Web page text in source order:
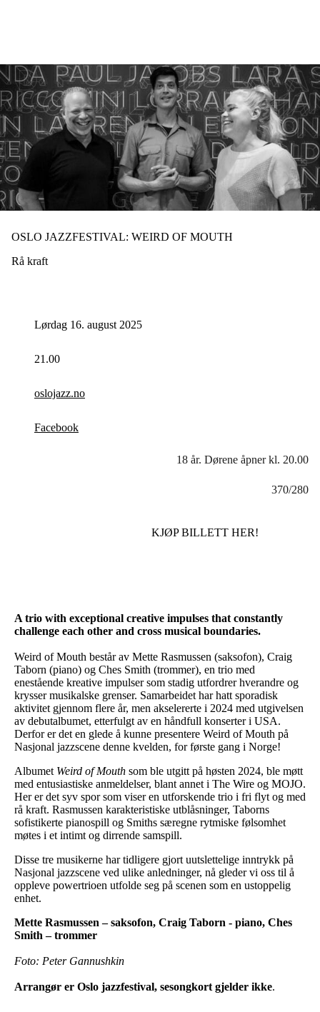
OSLO JAZZFESTIVAL: WEIRD OF MOUTH
Rå kraft
Lørdag 16. august 2025
21.00
oslojazz.no
Facebook
18 år. Dørene åpner kl. 20.00
370/280
KJØP BILLETT HER!
A trio with exceptional creative impulses that constantly
challenge each other and cross musical boundaries.
Weird of Mouth består av Mette Rasmussen (saksofon), Craig
Taborn (piano) og Ches Smith (trommer), en trio med
enestående kreative impulser som stadig utfordrer hverandre og
krysser musikalske grenser. Samarbeidet har hatt sporadisk
aktivitet gjennom flere år, men akselererte i 2024 med utgivelsen
av debutalbumet, etterfulgt av en håndfull konserter i USA.
Derfor er det en glede å kunne presentere Weird of Mouth på
Nasjonal jazzscene denne kvelden, for første gang i Norge!
Albumet Weird of Mouth som ble utgitt på høsten 2024, ble møtt
med entusiastiske anmeldelser, blant annet i The Wire og MOJO.
Her er det syv spor som viser en utforskende trio i fri flyt og med
rå kraft. Rasmussen karakteristiske utblåsninger, Taborns
sofistikerte pianospill og Smiths særegne rytmiske følsomhet
møtes i et intimt og dirrende samspill.
Disse tre musikerne har tidligere gjort uutslettelige inntrykk på
Nasjonal jazzscene ved ulike anledninger, nå gleder vi oss til å
oppleve powertrioen utfolde seg på scenen som en ustoppelig
enhet.
Mette Rasmussen – saksofon, Craig Taborn - piano, Ches
Smith – trommer
Foto: Peter Gannushkin
Arrangør er Oslo jazzfestival, sesongkort gjelder ikke.